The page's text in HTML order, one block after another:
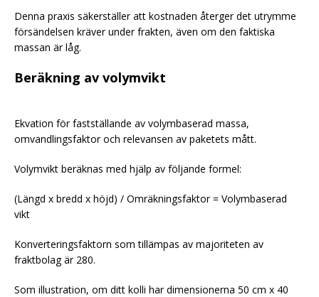
Denna praxis säkerställer att kostnaden återger det utrymme
försändelsen kräver under frakten, även om den faktiska
massan är låg.
Beräkning av volymvikt
Ekvation för fastställande av volymbaserad massa,
omvandlingsfaktor och relevansen av paketets mått.
Volymvikt beräknas med hjälp av följande formel:
(Längd x bredd x höjd) / Omräkningsfaktor = Volymbaserad
vikt
Konverteringsfaktorn som tillämpas av majoriteten av
fraktbolag är 280.
Som illustration, om ditt kolli har dimensionerna 50 cm x 40